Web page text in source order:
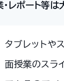
・レポート等は
タブレットや
面授業のスラ